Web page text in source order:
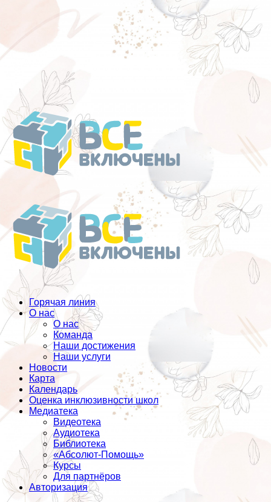
Перейти
к
содержанию
Горячая линия
О нас
О нас
Команда
Наши достижения
Наши услуги
Новости
Карта
Календарь
Оценка инклюзивности школ
Медиатека
Видеотека
Аудиотека
Библиотека
«Абсолют-Помощь»
Курсы
Для партнёров
Авторизация